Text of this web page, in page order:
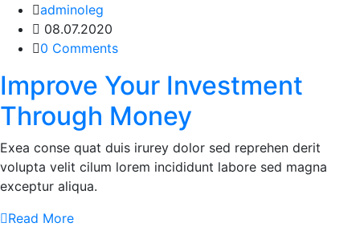
adminoleg
08.07.2020
0 Comments
Improve Your Investment
Through Money
Exea conse quat duis irurey dolor sed reprehen derit
volupta velit cilum lorem incididunt labore sed magna
exceptur aliqua.
Read More